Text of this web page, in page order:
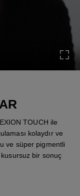
TOUCH ile
kolaydır ve
ve süper pigmentli
bir sonuç